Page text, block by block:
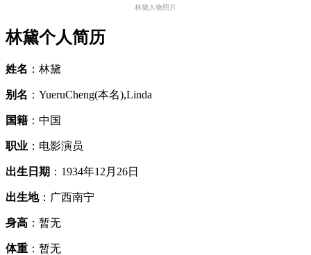
林黛人物照片
林黛个人简历
姓名 ：林黛
别名 ：YueruCheng(本名),Linda
国籍 ：中国
职业 ：电影演员
出生日期 ：1934年12月26日
出生地：广西南宁
身高 ：暂无
体重 ：暂无